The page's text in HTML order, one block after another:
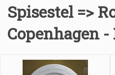
Spisestel =>
Copenhagen -